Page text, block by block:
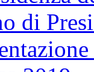
di